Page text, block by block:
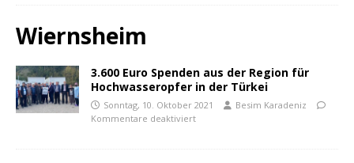
Wiernsheim
3.600 Euro Spenden aus der Region für
Hochwasseropfer in der Türkei
Sonntag, 10. Oktober 2021
Besim Karadeniz
Kommentare deaktiviert